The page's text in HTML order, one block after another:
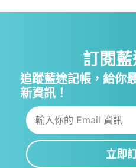
訂閱
追蹤藍途記帳，給你
新資訊！
立即